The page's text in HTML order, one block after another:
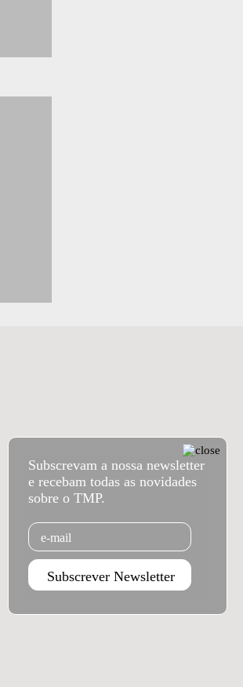
Subscrevam a nossa newsletter
e recebam todas as novidades
sobre o TMP.
Email
Subscrever Newsletter